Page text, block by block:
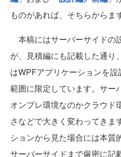
ものがあれば、そちらからま
本稿にはサーバーサイドの
が、見積編にも記載した通り
はWPFアプリケーションを
範囲に限定しています。サー
オンプレ環境なのかクラウド
さなどで大きく変わってきま
ションから見た場合には本質
サーバーサイドまで厳密に記